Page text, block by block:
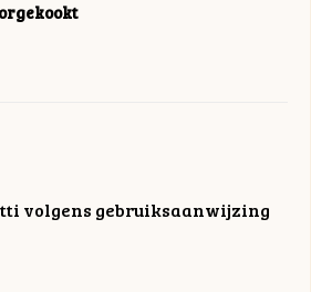
volgens gebruiksaanwijzing